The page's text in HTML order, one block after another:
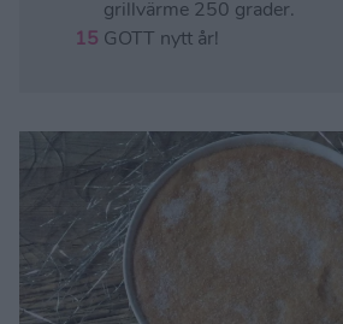
grillvärme 250 grader.
GOTT nytt år!